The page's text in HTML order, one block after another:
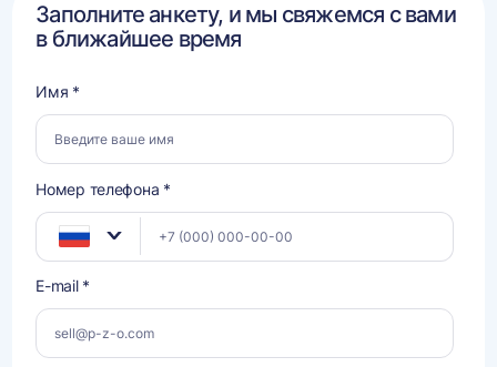
Заполните анкету, и мы свяжемся с вами
в ближайшее время
Имя *
Номер телефона *
E-mail *